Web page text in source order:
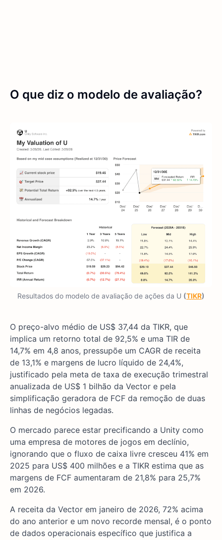
O que diz o modelo de avaliação?
Resultados do modelo de avaliação de ações da U (TIKR)
O preço-alvo médio de US$ 37,44 da TIKR, que
implica um retorno total de 92,5% e uma TIR de
14,7% em 4,8 anos, pressupõe um CAGR de receita
de 13,1% e margens de lucro líquido de 24,4%,
justificado pela meta de taxa de execução trimestral
anualizada de US$ 1 bilhão da Vector e pela
simplificação geradora de FCF da remoção de duas
linhas de negócios legadas.
O mercado parece estar precificando a Unity como
uma empresa de motores de jogos em declínio,
ignorando que o fluxo de caixa livre cresceu 41% em
2025 para US$ 400 milhões e a TIKR estima que as
margens de FCF aumentaram de 21,8% para 25,7%
em 2026.
A receita da Vector em janeiro de 2026, 72% acima
do ano anterior e um novo recorde mensal, é o ponto
de dados operacionais específico que justifica a